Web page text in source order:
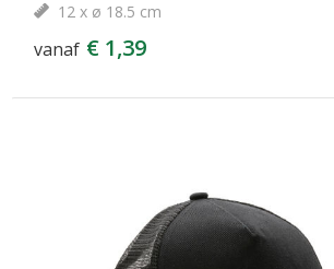
12 x ø 18.5 cm
vanaf € 1,39